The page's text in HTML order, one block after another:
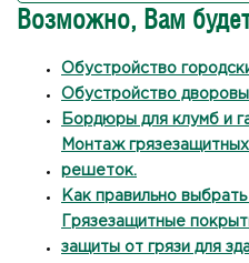
эксплуатации и типа
конструкции
изношенные секции,
системы.
Возможно, Вам
Обустройство
Обустройство
Бордюры для клумб и
Монтаж
решеток.
Как правильно
Грязезащитные
защиты от грязи для